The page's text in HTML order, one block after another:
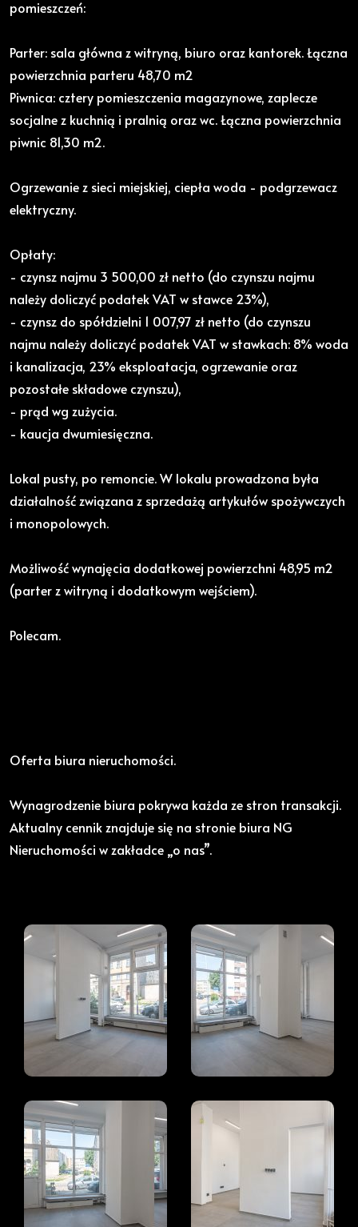
pomieszczeń:
Parter: sala główna z witryną, biuro oraz kantorek. Łączna
powierzchnia parteru 48,70 m2
Piwnica: cztery pomieszczenia magazynowe, zaplecze
socjalne z kuchnią i pralnią oraz wc. Łączna powierzchnia
piwnic 81,30 m2.
Ogrzewanie z sieci miejskiej, ciepła woda - podgrzewacz
elektryczny.
Opłaty:
- czynsz najmu 3 500,00 zł netto (do czynszu najmu
należy doliczyć podatek VAT w stawce 23%),
- czynsz do spółdzielni 1 007,97 zł netto (do czynszu
najmu należy doliczyć podatek VAT w stawkach: 8% woda
i kanalizacja, 23% eksploatacja, ogrzewanie oraz
pozostałe składowe czynszu),
- prąd wg zużycia.
- kaucja dwumiesięczna.
Lokal pusty, po remoncie. W lokalu prowadzona była
działalność związana z sprzedażą artykułów spożywczych
i monopolowych.
Możliwość wynajęcia dodatkowej powierzchni 48,95 m2
(parter z witryną i dodatkowym wejściem).
Polecam.
Oferta biura nieruchomości.
Wynagrodzenie biura pokrywa każda ze stron transakcji.
Aktualny cennik znajduje się na stronie biura NG
Nieruchomości w zakładce „o nas”.